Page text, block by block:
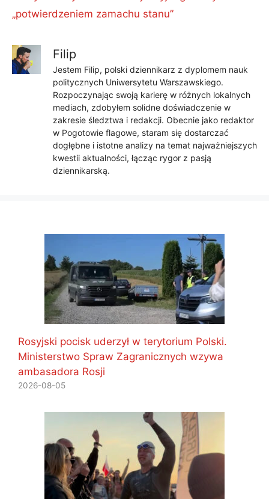
„potwierdzeniem zamachu stanu”
Filip
Jestem Filip, polski dziennikarz z dyplomem nauk
politycznych Uniwersytetu Warszawskiego.
Rozpoczynając swoją karierę w różnych lokalnych
mediach, zdobyłem solidne doświadczenie w
zakresie śledztwa i redakcji. Obecnie jako redaktor
w Pogotowie flagowe, staram się dostarczać
dogłębne i istotne analizy na temat najważniejszych
kwestii aktualności, łącząc rygor z pasją
dziennikarską.
Rosyjski pocisk uderzył w terytorium Polski.
Ministerstwo Spraw Zagranicznych wzywa
ambasadora Rosji
2026-08-05